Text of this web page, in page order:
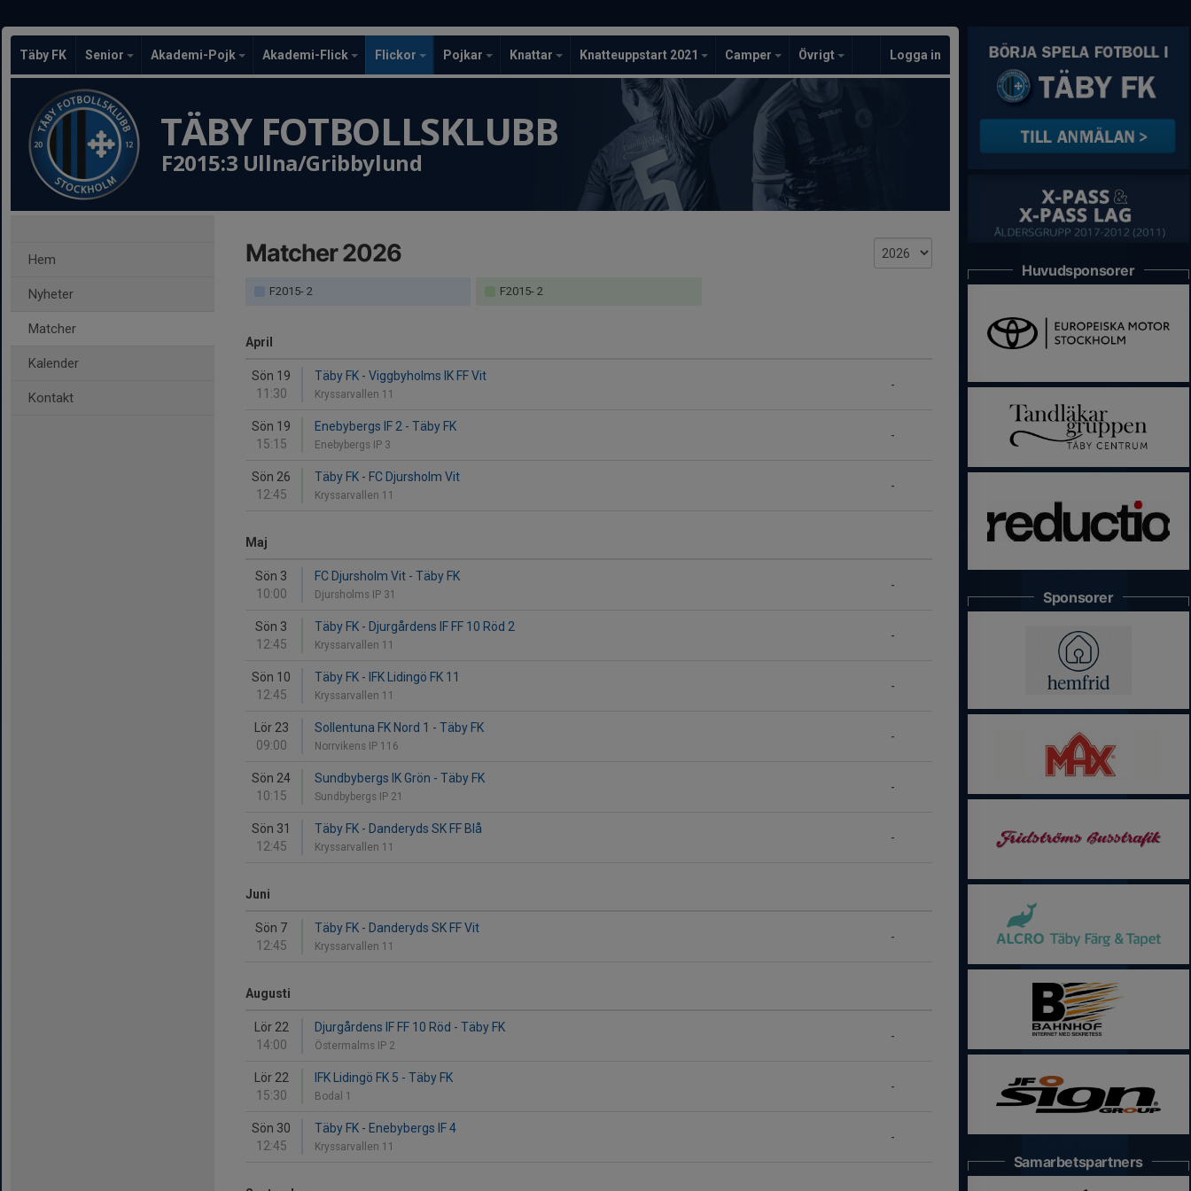
Täby FK Senior Akademi-Pojk Akademi-Flick Flickor Pojkar Knattar Knatteuppstart 2021 Camper Övrigt Logga in
TÄBY FOTBOLLSKLUBB
F2015:3 Ullna/Gribbylund
Hem
Nyheter
Matcher
Kalender
Kontakt
Matcher 2026
F2015- 2 F2015- 2
April
Sön 19
11:30
-
Täby FK - Viggbyholms IK FF Vit
Kryssarvallen 11
Sön 19
15:15
-
Enebybergs IF 2 - Täby FK
Enebybergs IP 3
Sön 26
12:45
-
Täby FK - FC Djursholm Vit
Kryssarvallen 11
Maj
Sön 3
10:00
-
FC Djursholm Vit - Täby FK
Djursholms IP 31
Sön 3
12:45
-
Täby FK - Djurgårdens IF FF 10 Röd 2
Kryssarvallen 11
Sön 10
12:45
-
Täby FK - IFK Lidingö FK 11
Kryssarvallen 11
Lör 23
09:00
-
Sollentuna FK Nord 1 - Täby FK
Norrvikens IP 116
Sön 24
10:15
-
Sundbybergs IK Grön - Täby FK
Sundbybergs IP 21
Sön 31
12:45
-
Täby FK - Danderyds SK FF Blå
Kryssarvallen 11
Juni
Sön 7
12:45
-
Täby FK - Danderyds SK FF Vit
Kryssarvallen 11
Augusti
Lör 22
14:00
-
Djurgårdens IF FF 10 Röd - Täby FK
Östermalms IP 2
Lör 22
15:30
-
IFK Lidingö FK 5 - Täby FK
Bodal 1
Sön 30
12:45
-
Täby FK - Enebybergs IF 4
Kryssarvallen 11
Huvudsponsorer
Sponsorer
Samarbetspartners